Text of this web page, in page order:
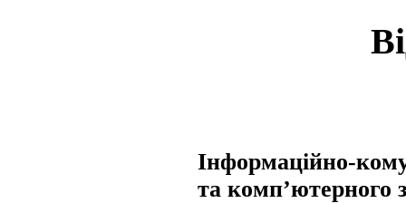
Інформаційно-
та комп’ютерного